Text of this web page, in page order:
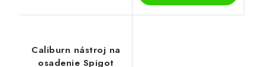
Caliburn nástroj na
osadenie Spigot